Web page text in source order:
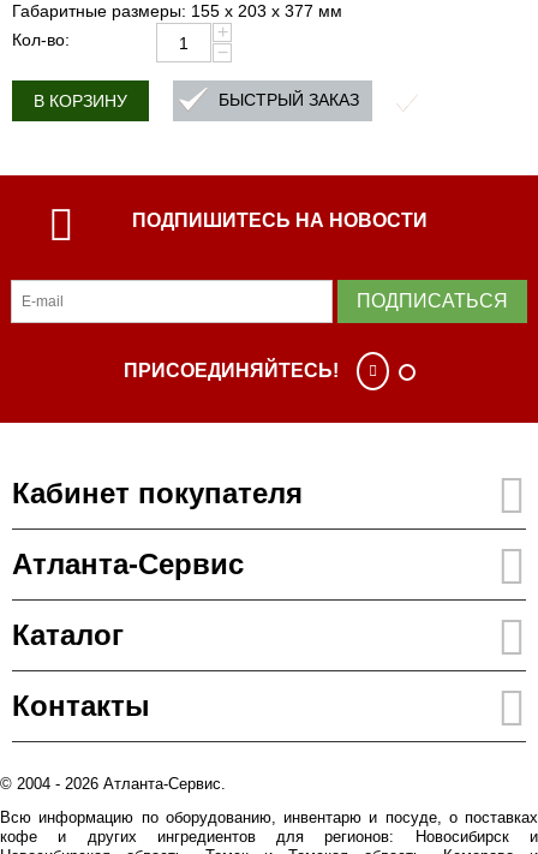
Габаритные размеры: 155 х 203 х 377 мм
Кол-во:
+
−
В КОРЗИНУ БЫСТРЫЙ ЗАКАЗ
ПОДПИШИТЕСЬ НА НОВОСТИ
ПОДПИСАТЬСЯ
ПРИСОЕДИНЯЙТЕСЬ!
Кабинет покупателя
Атланта-Сервис
Каталог
Контакты
© 2004 - 2026 Атланта-Сервис.
Всю информацию по оборудованию, инвентарю и посуде, о поставках
кофе и других ингредиентов для регионов: Новосибирск и